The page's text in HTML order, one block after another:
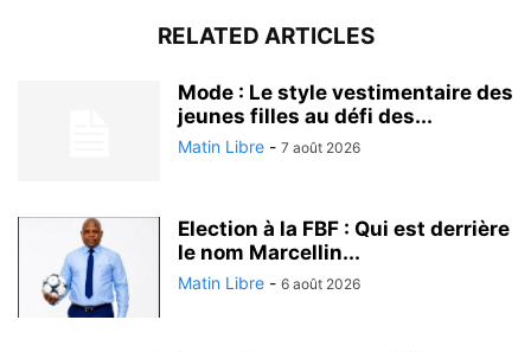
RELATED ARTICLES
Mode : Le style vestimentaire des
jeunes filles au défi des...
Matin Libre - 7 août 2026
Election à la FBF : Qui est derrière
le nom Marcellin...
Matin Libre - 6 août 2026